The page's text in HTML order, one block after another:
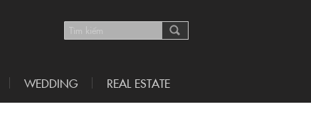
WEDDING REAL ESTATE